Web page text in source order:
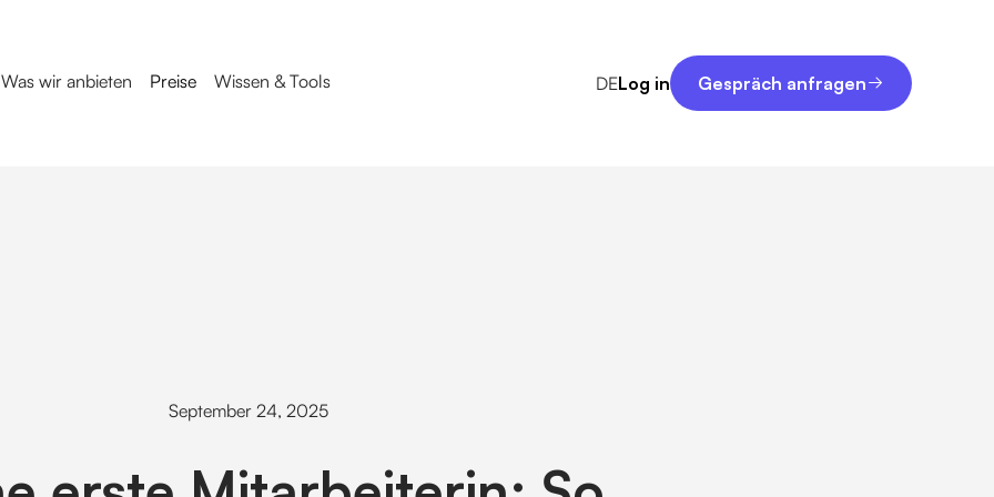
Was wir anbieten Preise Wissen & Tools DELog in Gespräch anfragen
Gespräch anfragen
September 24, 2025